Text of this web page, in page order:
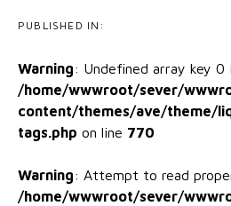
PUBLISHED IN:
Warning: Undefined array key 0
/home/wwwroot/sever/
content/themes/ave/theme/
tags.php on line 770
Warning: Attempt to read
/home/wwwroot/sever/